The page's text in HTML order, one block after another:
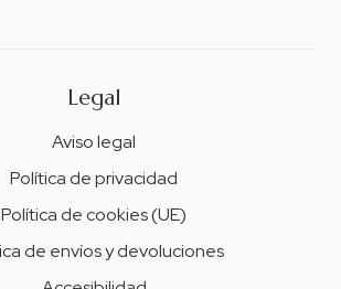
Legal
Aviso legal
Política de privacidad
Política de cookies (UE)
de envíos y devoluciones